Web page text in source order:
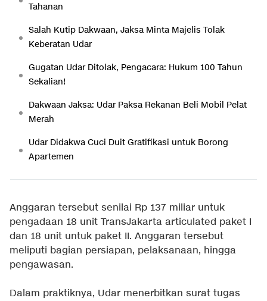
Tahanan
Salah Kutip Dakwaan, Jaksa Minta Majelis Tolak
Keberatan Udar
Gugatan Udar Ditolak, Pengacara: Hukum 100 Tahun
Sekalian!
Dakwaan Jaksa: Udar Paksa Rekanan Beli Mobil Pelat
Merah
Udar Didakwa Cuci Duit Gratifikasi untuk Borong
Apartemen
Anggaran tersebut senilai Rp 137 miliar untuk
pengadaan 18 unit TransJakarta articulated paket I
dan 18 unit untuk paket II. Anggaran tersebut
meliputi bagian persiapan, pelaksanaan, hingga
pengawasan.
Dalam praktiknya, Udar menerbitkan surat tugas